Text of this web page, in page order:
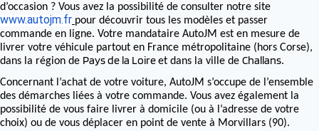
d’occasion ? Vous avez la possibilité de consulter notre site
www.autojm.fr pour découvrir tous les modèles et passer
commande en ligne. Votre mandataire AutoJM est en mesure de
livrer votre véhicule partout en France métropolitaine (hors Corse),
dans la région de Pays de la Loireet dans la ville de Challans.
Concernant l’achat de votre voiture, AutoJM s’occupe de l’ensemble
des démarches liées à votre commande. Vous avez également la
possibilité de vous faire livrer à domicile (ou à l’adresse de votre
choix) ou de vous déplacer en point de vente à Morvillars (90).